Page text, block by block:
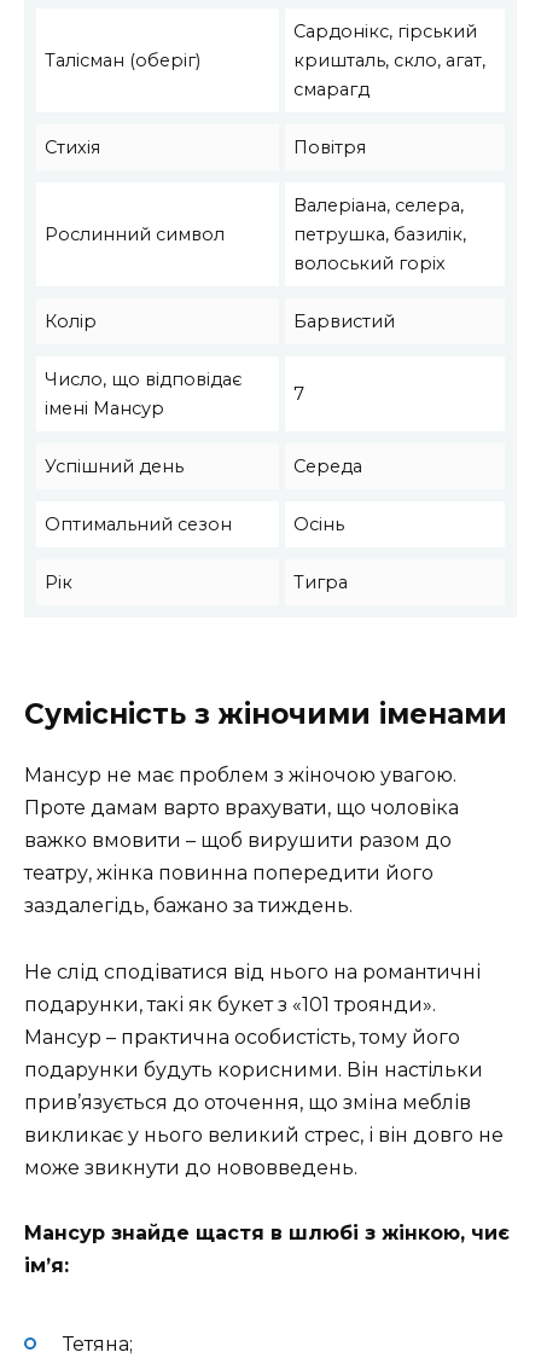
Талісман (оберіг)
Сардонікс, гірський
кришталь, скло, агат,
смарагд
Стихія Повітря
Рослинний символ
Валеріана, селера,
петрушка, базилік,
волоський горіх
Колір Барвистий
Число, що відповідає
імені Мансур
7
Успішний день Середа
Оптимальний сезон Осінь
Рік Тигра
Сумісність з жіночими іменами
Мансур не має проблем з жіночою увагою.
Проте дамам варто врахувати, що чоловіка
важко вмовити – щоб вирушити разом до
театру, жінка повинна попередити його
заздалегідь, бажано за тиждень.
Не слід сподіватися від нього на романтичні
подарунки, такі як букет з «101 троянди».
Мансур – практична особистість, тому його
подарунки будуть корисними. Він настільки
прив’язується до оточення, що зміна меблів
викликає у нього великий стрес, і він довго не
може звикнути до нововведень.
Мансур знайде щастя в шлюбі з жінкою, чиє
ім’я:
Тетяна;